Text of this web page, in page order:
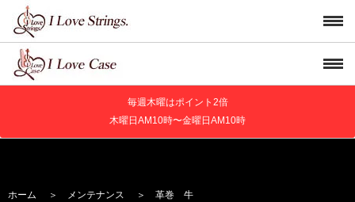
毎週木曜はポイント2倍
木曜日AM10時〜金曜日AM10時
ホーム ＞ メンテナンス ＞ 革巻 牛